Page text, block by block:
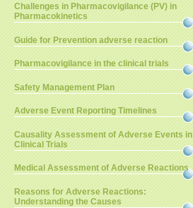
Challenges in Pharmacovigilance (PV) in
Pharmacokinetics
Guide for Prevention adverse reaction
Pharmacovigilance in the clinical trials
Safety Management Plan
Adverse Event Reporting Timelines
Causality Assessment of Adverse Events in
Clinical Trials
Medical Assessment of Adverse Reactions
Reasons for Adverse Reactions:
Understanding the Causes